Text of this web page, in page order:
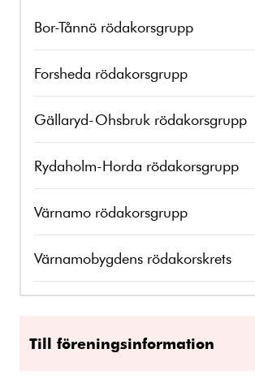
Bor-Tånnö rödakorsgrupp
Forsheda rödakorsgrupp
Gällaryd-Ohsbruk rödakorsgrupp
Rydaholm-Horda rödakorsgrupp
Värnamo rödakorsgrupp
Värnamobygdens rödakorskrets
Till föreningsinformation